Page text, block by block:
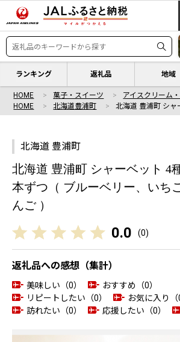
ランキング 返礼品 地域
HOME 菓子・スイーツ アイスクリーム
HOME
北海道豊浦町 北海道 豊浦町 シ
北海道 豊浦町
北海道 豊浦町 シャーベット 4
本ずつ（ ブルーベリー、いち
んご ）
0.0 (0)
返礼品への感想（集計）
美味しい（0）
おすすめ（0）
リピートしたい（0）
お気に入り（
訪れたい（0）
応援したい（0）